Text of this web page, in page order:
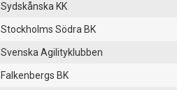
Sydskånska KK
Stockholms Södra BK
Svenska Agilityklubben
Falkenbergs BK